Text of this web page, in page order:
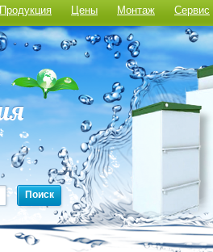
Продукция Цены Монтаж Сервис
Поиск